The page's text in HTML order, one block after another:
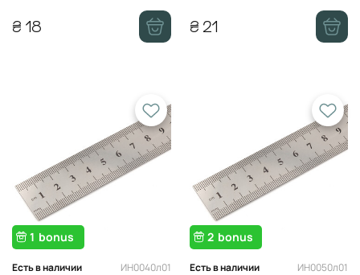
₴ 18 ₴ 21
1 bonus
Есть в наличии ИН0040л01
2 bonus
Есть в наличии ИН0050л01